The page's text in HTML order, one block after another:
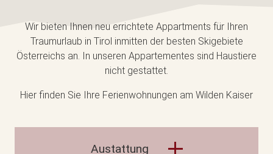
Wir bieten Ihnen neu errichtete Appartments für Ihren
Traumurlaub in Tirol inmitten der besten Skigebiete
Österreichs an. In unseren Appartementes sind Haustiere
nicht gestattet.
Hier finden Sie Ihre Ferienwohnungen am Wilden Kaiser
Austattung